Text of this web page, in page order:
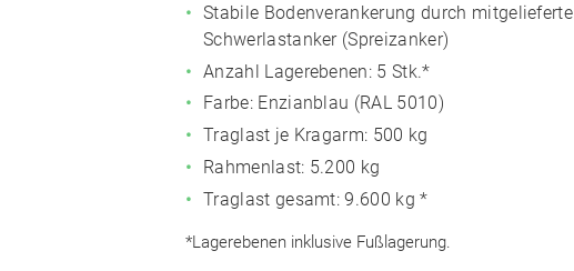
Stabile Bodenverankerung durch mitgelieferte
Schwerlastanker (Spreizanker)
Anzahl Lagerebenen: 5 Stk.*
Farbe: Enzianblau (RAL 5010)
Traglast je Kragarm: 500 kg
Rahmenlast: 5.200 kg
Traglast gesamt: 9.600 kg *
*Lagerebenen inklusive Fußlagerung.